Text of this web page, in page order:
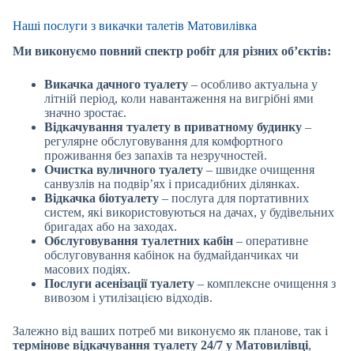
Наші послуги з викачки талетів Матовилівка
Ми виконуємо повний спектр робіт для різних об’єктів:
Викачка дачного туалету – особливо актуальна у
літній період, коли навантаження на вигрібні ями
значно зростає.
Відкачування туалету в приватному будинку –
регулярне обслуговування для комфортного
проживання без запахів та незручностей.
Очистка вуличного туалету – швидке очищення
санвузлів на подвір’ях і присадибних ділянках.
Відкачка біотуалету – послуга для портативних
систем, які використовуються на дачах, у будівельних
бригадах або на заходах.
Обслуговування туалетних кабін – оперативне
обслуговування кабінок на будмайданчиках чи
масових подіях.
Послуги асенізації туалету – комплексне очищення з
вивозом і утилізацією відходів.
Залежно від ваших потреб ми виконуємо як планове, так і
термінове відкачування туалету 24/7 у Матовилівці,